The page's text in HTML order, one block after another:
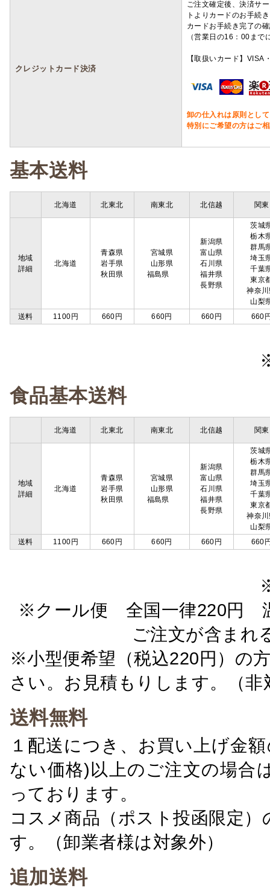
クレジットカード決済
ご注文確定後、決済サ
トよりカードのお手続
カードお手続き完了の
（営業日の16：00ま
【取扱いカード】
卸の仕入れは原則とし
特別にご希望の方はご
基本送料
北海道 北東北 南東北 北信越 関東
地域
詳細
北海道
青森県
岩手県
秋田県
宮城県
山形県
福島県
新潟県
富山県
石川県
福井県
長野県
茨城
栃木
群馬
埼玉
千葉
東京
神奈
山梨
送料
1100円 660円 660円 660円 660
食品基本送料
北海道 北東北 南東北 北信越 関東
地域
詳細
北海道
青森県
岩手県
秋田県
宮城県
山形県
福島県
新潟県
富山県
石川県
福井県
長野県
茨城
栃木
群馬
埼玉
千葉
東京
神奈
山梨
送料
1100円 660円 660円 660円 660
※クール便 全国一律220円
ご注文が含ま
※小型便希望（税込220円）の
さい。お見積もりします。（非
送料無料
１配送につき、お買い上げ金
ない価格)以上のご注文の場合
っております。
コスメ商品（ポスト投函限定
す。（卸業者様は対象外）
追加送料